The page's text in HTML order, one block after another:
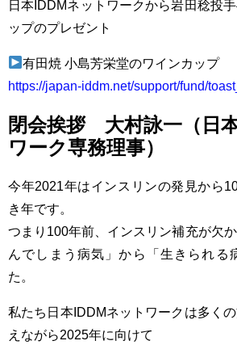
日本IDDMネットワークから岩田稔投
ップのプレゼント
有田焼 小島芳栄堂のワインカップ
https://japan-iddm.net/support/fund/
閉会挨拶 大村詠一（日
ワーク専務理事）
今年2021年はインスリンの発見から
き年です。
つまり100年前、インスリン補充が欠
んでしまう病気」から「生きられる
た。
私たち日本IDDMネットワークは多く
えながら2025年に向けて